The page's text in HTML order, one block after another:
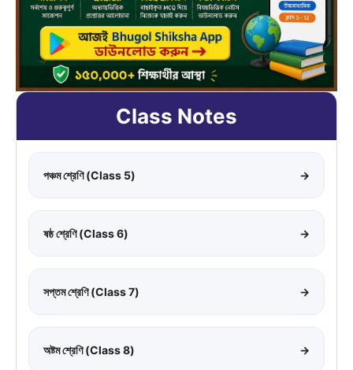
Class Notes
পঞ্চম শ্রেণি (Class 5) →
ষষ্ঠ শ্রেণি (Class 6) →
সপ্তম শ্রেণি (Class 7) →
অষ্টম শ্রেণি (Class 8) →